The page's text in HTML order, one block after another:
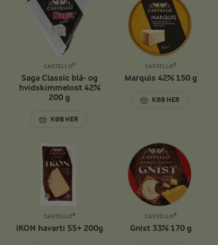
CASTELLO®
Saga Classic blå- og
hvidskimmelost 42%
200 g
KØB HER
SAGA CLASSIC BLÅ- OG HVIDSKIMMELOST 42% 200
CASTELLO®
Marquis 42% 150 g
KØB HER
MARQUIS 42% 150
CASTELLO®
IKON havarti 55+ 200g
CASTELLO®
Gnist 33% 170 g